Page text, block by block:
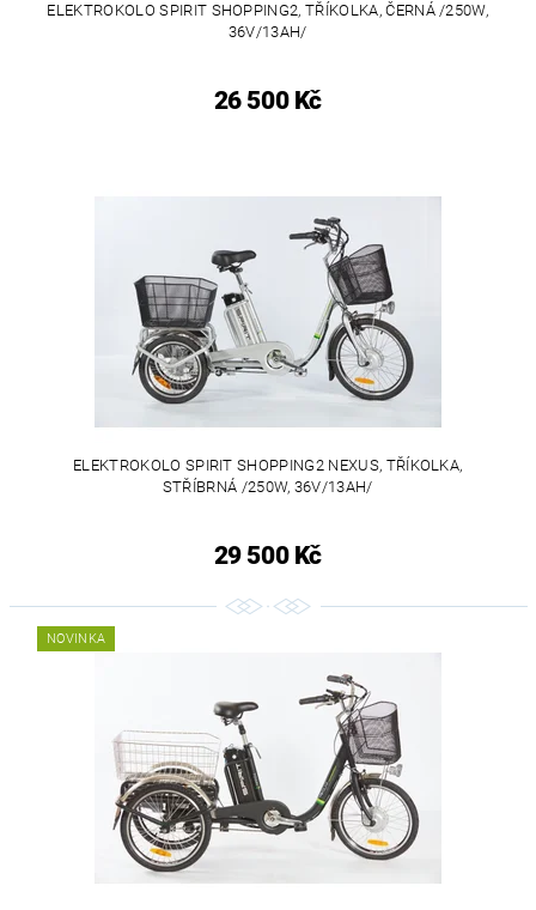
ELEKTROKOLO SPIRIT SHOPPING2, TŘÍKOLKA, ČERNÁ /250W,
36V/13AH/
26 500 Kč
ELEKTROKOLO SPIRIT SHOPPING2 NEXUS, TŘÍKOLKA,
STŘÍBRNÁ /250W, 36V/13AH/
29 500 Kč
NOVINKA